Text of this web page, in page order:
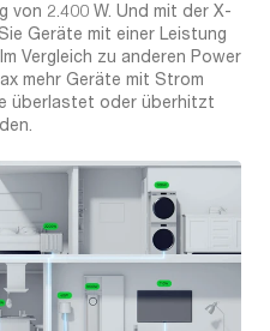
von 2.400 W. Und mit der X-
Geräte mit einer Leistung
Vergleich zu anderen Power
mehr Geräte mit Strom
überlastet oder überhitzt